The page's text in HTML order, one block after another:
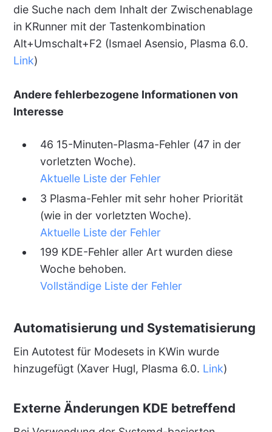
die Suche nach dem Inhalt der Zwischenablage
in KRunner mit der Tastenkombination
Alt+Umschalt+F2 (Ismael Asensio, Plasma 6.0.
Link)
Andere fehlerbezogene Informationen von
Interesse
46 15-Minuten-Plasma-Fehler (47 in der
vorletzten Woche).
Aktuelle Liste der Fehler
3 Plasma-Fehler mit sehr hoher Priorität
(wie in der vorletzten Woche).
Aktuelle Liste der Fehler
199 KDE-Fehler aller Art wurden diese
Woche behoben.
Vollständige Liste der Fehler
Automatisierung und Systematisierung
Ein Autotest für Modesets in KWin wurde
hinzugefügt (Xaver Hugl, Plasma 6.0. Link)
Externe Änderungen KDE betreffend